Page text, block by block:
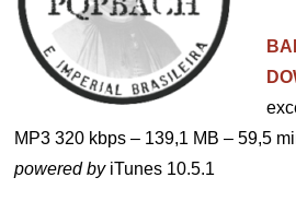
MP3 320 kbps – 139,1 MB – 59,5
powered byiTunes 10.5.1